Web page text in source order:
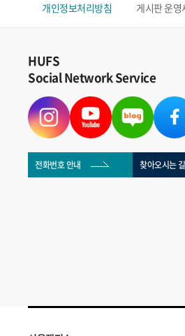
개인정보처리방침 게시판 운영
HUFS
Social Network Service
전화번호 안내 찾아오시는 길